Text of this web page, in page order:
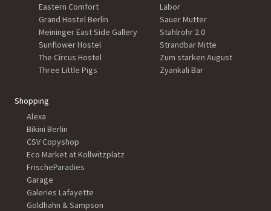
Eastern Comfort
Grand Hostel Berlin
Meininger East Side Gallery
Sunflower Hostel
The Circus Hostel
Three Little Pigs
Labor
Sauer Mutter
Stahlrohr 2.0
Strandbar Mitte
Zum starken August
Zyankali Bar
Shopping
Alexa
Bikini Berlin
CSV Copyshop
Eco Market at Kollwitzplatz
FrischeParadies
Garage
Galeries Lafayette
Goldhahn & Sampson